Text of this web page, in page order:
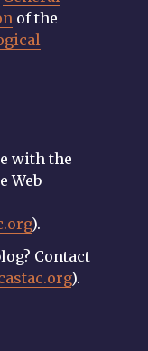
of the
with the
Web
).
Contact
).